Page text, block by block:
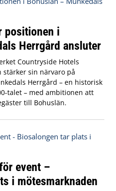
positionen i
Herrgård ansluter
Countryside Hotels
sin närvaro på
Herrgård – en historisk
talet – med ambitionen att
till Bohuslän.
event –
i mötesmarknaden